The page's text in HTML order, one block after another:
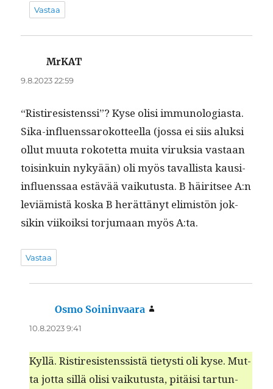
Vastaa
MrKAT
9.8.2023 22:59
“Ris­tire­sistenssi”? Kyse olisi immunologiasta.
Sika-influ­enssarokot­teel­la (jos­sa ei siis aluk­si
ollut muu­ta rokotet­ta mui­ta viruk­sia vas­taan
toisinkuin nykyään) oli myös taval­lista kausi-
influ­enssaa estävää vaiku­tus­ta. B häir­it­see A:n
lev­iämistä kos­ka B herät­tänyt elim­istön jok­
sikin viikoik­si tor­ju­maan myös A:ta.
Vastaa
Osmo Soininvaara
10.8.2023 9:41
Kyl­lä. Ris­tire­sistenssistä tietysti oli kyse. Mut­
ta jot­ta sil­lä olisi vaiku­tus­ta, pitäisi tar­tun­